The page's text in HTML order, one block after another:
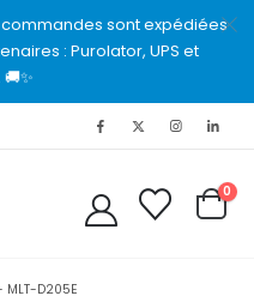
commandes sont expédiées
: Purolator, UPS et
0
MLT-D205E